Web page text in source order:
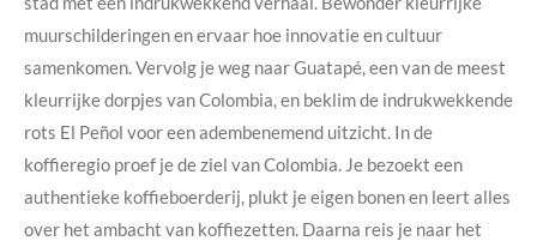
muurschilderingen en ervaar hoe innovatie en cultuur
samenkomen. Vervolg je weg naar Guatapé, een van de meest
kleurrijke dorpjes van Colombia, en beklim de indrukwekkende
rots El Peñol voor een adembenemend uitzicht. In de
koffieregio proef je de ziel van Colombia. Je bezoekt een
authentieke koffieboerderij, plukt je eigen bonen en leert alles
over het ambacht van koffiezetten. Daarna reis je naar het